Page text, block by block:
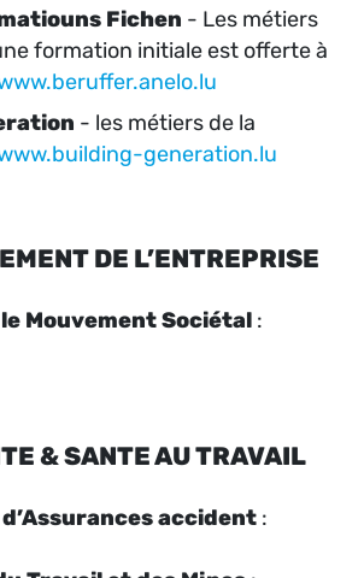
Fichen - Les métiers
formation initiale est offerte à
- les métiers de la
generation.lu
DE L’ENTREPRISE
Mouvement Sociétal :
& SANTE AU TRAVAIL
d’Assurances accident :